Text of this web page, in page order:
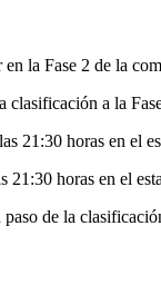
la Fase 2 de la
a la
21:30 horas en el
21:30 horas en el
de la